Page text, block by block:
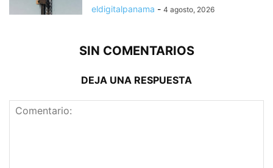
eldigitalpanama - 4 agosto, 2026
SIN COMENTARIOS
DEJA UNA RESPUESTA